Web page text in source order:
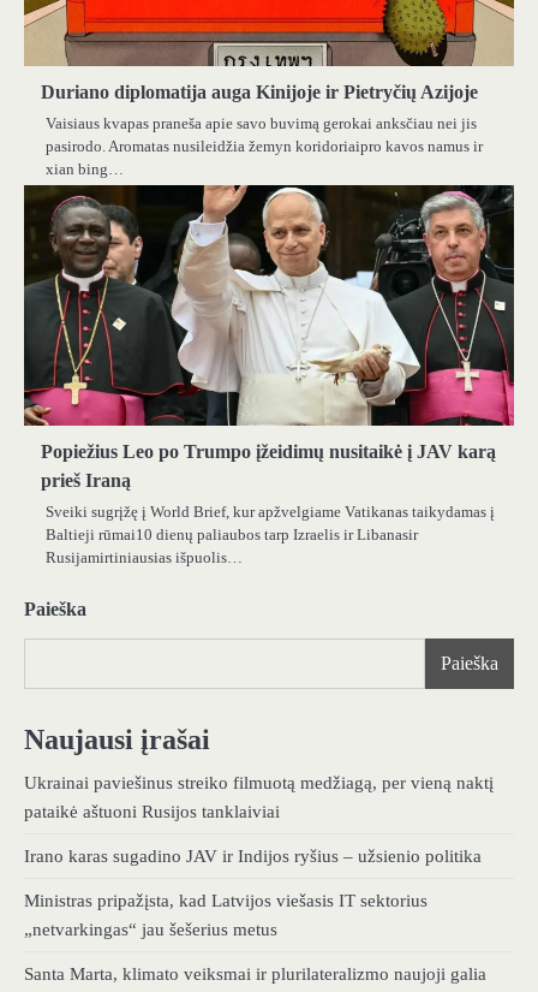
Duriano diplomatija auga Kinijoje ir Pietryčių Azijoje
Vaisiaus kvapas praneša apie savo buvimą gerokai anksčiau nei jis
pasirodo. Aromatas nusileidžia žemyn koridoriaipro kavos namus ir
xian bing…
Popiežius Leo po Trumpo įžeidimų nusitaikė į JAV karą
prieš Iraną
Sveiki sugrįžę į World Brief, kur apžvelgiame Vatikanas taikydamas į
Baltieji rūmai10 dienų paliaubos tarp Izraelis ir Libanasir
Rusijamirtiniausias išpuolis…
Paieška
Paieška
Naujausi įrašai
Ukrainai paviešinus streiko filmuotą medžiagą, per vieną naktį
pataikė aštuoni Rusijos tanklaiviai
Irano karas sugadino JAV ir Indijos ryšius – užsienio politika
Ministras pripažįsta, kad Latvijos viešasis IT sektorius
„netvarkingas“ jau šešerius metus
Santa Marta, klimato veiksmai ir plurilateralizmo naujoji galia